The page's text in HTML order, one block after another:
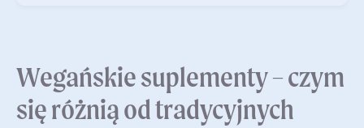
Wegańskie suplementy – czym
się różnią od tradycyjnych